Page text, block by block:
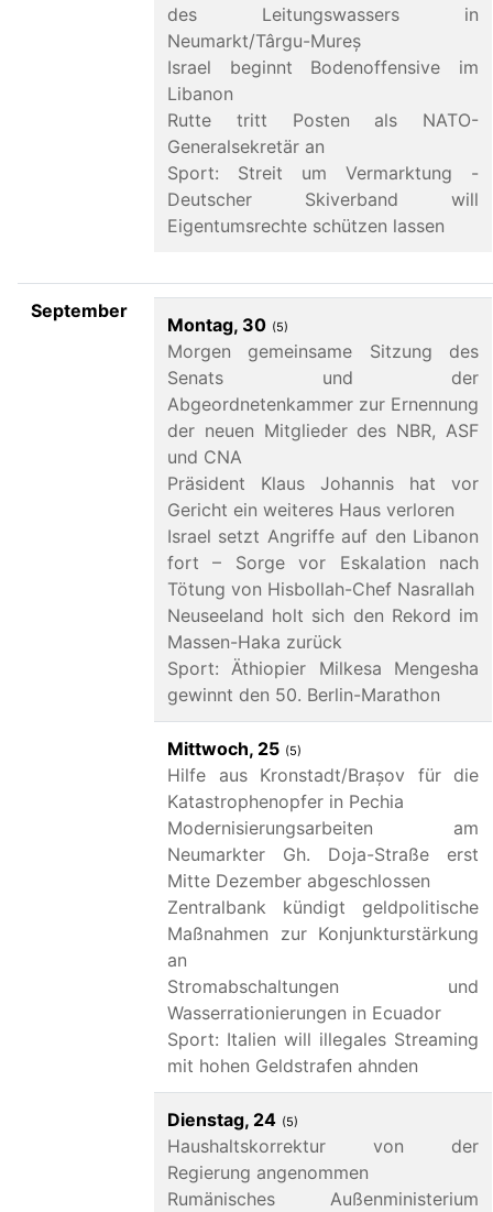
des Leitungswassers in
Neumarkt/Târgu-Mureș
Israel beginnt Bodenoffensive im
Libanon
Rutte tritt Posten als NATO-
Generalsekretär an
Sport: Streit um Vermarktung -
Deutscher Skiverband will
Eigentumsrechte schützen lassen
September
Montag, 30 (5)
Morgen gemeinsame Sitzung des
Senats und der
Abgeordnetenkammer zur Ernennung
der neuen Mitglieder des NBR, ASF
und CNA
Präsident Klaus Johannis hat vor
Gericht ein weiteres Haus verloren
Israel setzt Angriffe auf den Libanon
fort – Sorge vor Eskalation nach
Tötung von Hisbollah-Chef Nasrallah
Neuseeland holt sich den Rekord im
Massen-Haka zurück
Sport: Äthiopier Milkesa Mengesha
gewinnt den 50. Berlin-Marathon
Mittwoch, 25 (5)
Hilfe aus Kronstadt/Brașov für die
Katastrophenopfer in Pechia
Modernisierungsarbeiten am
Neumarkter Gh. Doja-Straße erst
Mitte Dezember abgeschlossen
Zentralbank kündigt geldpolitische
Maßnahmen zur Konjunkturstärkung
an
Stromabschaltungen und
Wasserrationierungen in Ecuador
Sport: Italien will illegales Streaming
mit hohen Geldstrafen ahnden
Dienstag, 24 (5)
Haushaltskorrektur von der
Regierung angenommen
Rumänisches Außenministerium